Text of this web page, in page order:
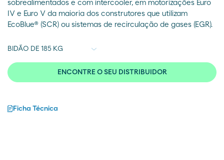
Transportador
sobrealimentados e com intercooler, em motorizações Euro
IV e Euro V da maioria dos construtores que utilizam
EcoBlue® (SCR) ou sistemas de recirculação de gases (EGR).
ENCONTRE O SEU DISTRIBUIDOR
Ficha Técnica